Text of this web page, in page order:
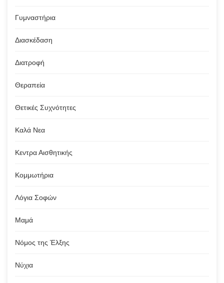
Γυμναστήρια
Διασκέδαση
Διατροφή
Θεραπεία
Θετικές Συχνότητες
Καλά Νεα
Κεντρα Αισθητικής
Κομμωτήρια
Λόγια Σοφών
Μαμά
Νόμος της Έλξης
Νύχια